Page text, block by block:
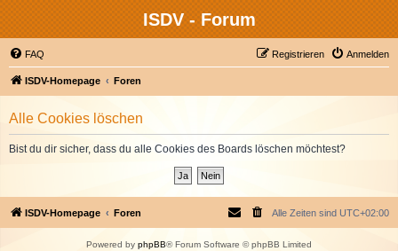
ISDV - Forum
FAQ Anmelden
Registrieren
ISDV-Homepage Foren
Alle Cookies löschen
Bist du dir sicher, dass du alle Cookies des Boards löschen möchtest?
ISDV-Homepage Foren Alle Zeiten sind UTC+02:00
Powered by phpBB® Forum Software © phpBB Limited